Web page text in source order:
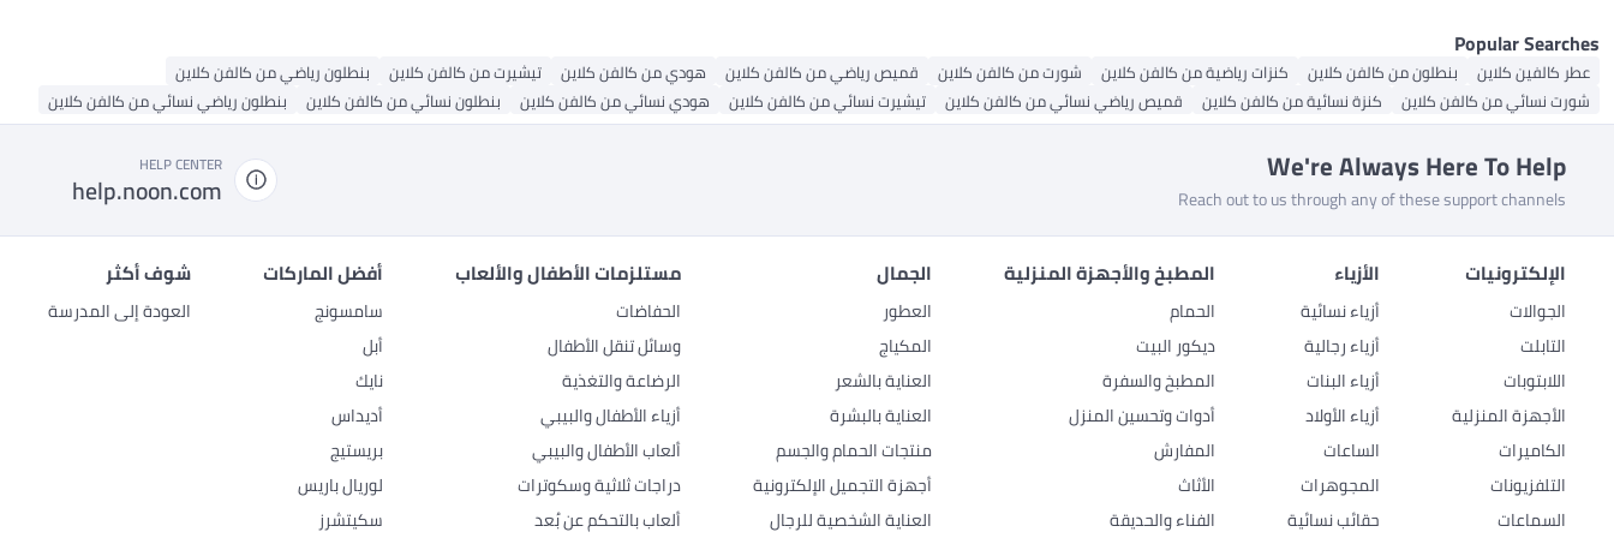
Popular Searches
عطر كالفين كلاين بنطلون من كالفن كلاين كنزات رياضية من كالفن كلاين شورت من كالفن كلاين قميص رياضي من كالفن كلاين هودي من كالفن كلاين تيشيرت من كالفن كلاين
بنطلون رياضي من كالفن كلاين
شورت نسائي من كالفن كلاين
كنزة نسائية من كالفن كلاين قميص رياضي نسائي من كالفن كلاين تيشيرت نسائي من كالفن كلاين هودي نسائي من كالفن كلاين بنطلون نسائي من كالفن كلاين بنطلون رياضي نسائي من كالفن كلاين
We're Always Here To Help
Reach out to us through any of these support channels
HELP CENTER
help.noon.com
الإلكترونيات
الجوالات
التابلت
اللابتوبات
الأجهزة المنزلية
الكاميرات
التلفزيونات
السماعات
الأزياء
أزياء نسائية
أزياء رجالية
أزياء البنات
أزياء الأولاد
الساعات
المجوهرات
حقائب نسائية
المطبخ والأجهزة المنزلية
الحمام
ديكور البيت
المطبخ والسفرة
أدوات وتحسين المنزل
المفارش
الأثاث
الفناء والحديقة
الجمال
العطور
المكياج
العناية بالشعر
العناية بالبشرة
منتجات الحمام والجسم
أجهزة التجميل الإلكترونية
العناية الشخصية للرجال
مستلزمات الأطفال والألعاب
الحفاضات
وسائل تنقل الأطفال
الرضاعة والتغذية
أزياء الأطفال والبيبي
ألعاب الأطفال والبيبي
دراجات ثلاثية وسكوترات
ألعاب بالتحكم عن بُعد
أفضل الماركات
سامسونج
أبل
نايك
أديداس
بريستيج
لوريال باريس
سكيتشرز
شوف أكثر
العودة إلى المدرسة